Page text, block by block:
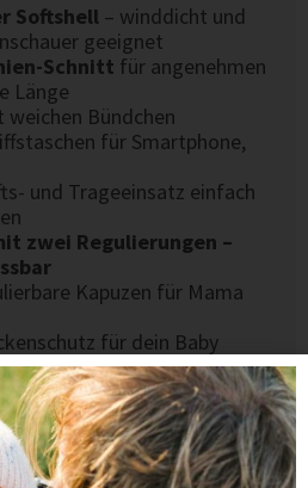
Softshell – winddicht und
geeignet
Schnitt für angenehmen
Länge
Bündchen
für Smartphone,
und Trageeinsatz einfach
zwei Regulierungen –
Kapuzen für Mama
für dein Baby
am Trageeinsatz – zum
Tragen am
für mehr